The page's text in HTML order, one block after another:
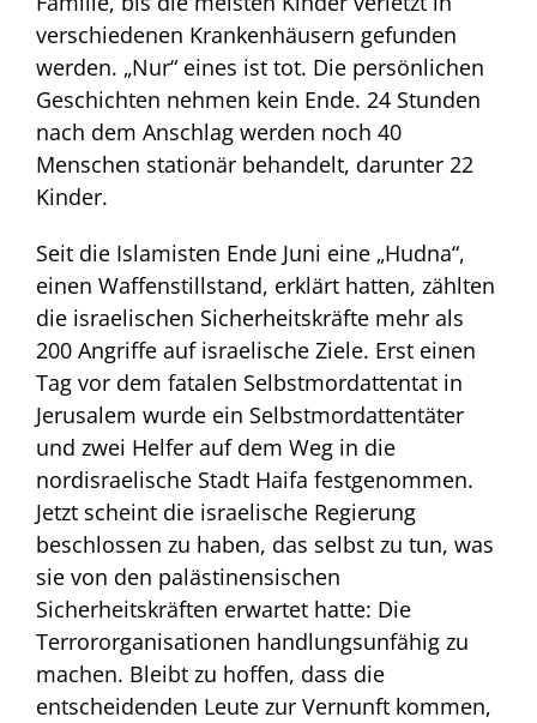
verschiedenen Krankenhäusern gefunden
werden. „Nur“ eines ist tot. Die persönlichen
Geschichten nehmen kein Ende. 24 Stunden
nach dem Anschlag werden noch 40
Menschen stationär behandelt, darunter 22
Kinder.
Seit die Islamisten Ende Juni eine „Hudna“,
einen Waffenstillstand, erklärt hatten, zählten
die israelischen Sicherheitskräfte mehr als
200 Angriffe auf israelische Ziele. Erst einen
Tag vor dem fatalen Selbstmordattentat in
Jerusalem wurde ein Selbstmordattentäter
und zwei Helfer auf dem Weg in die
nordisraelische Stadt Haifa festgenommen.
Jetzt scheint die israelische Regierung
beschlossen zu haben, das selbst zu tun, was
sie von den palästinensischen
Sicherheitskräften erwartet hatte: Die
Terrororganisationen handlungsunfähig zu
machen. Bleibt zu hoffen, dass die
entscheidenden Leute zur Vernunft kommen,